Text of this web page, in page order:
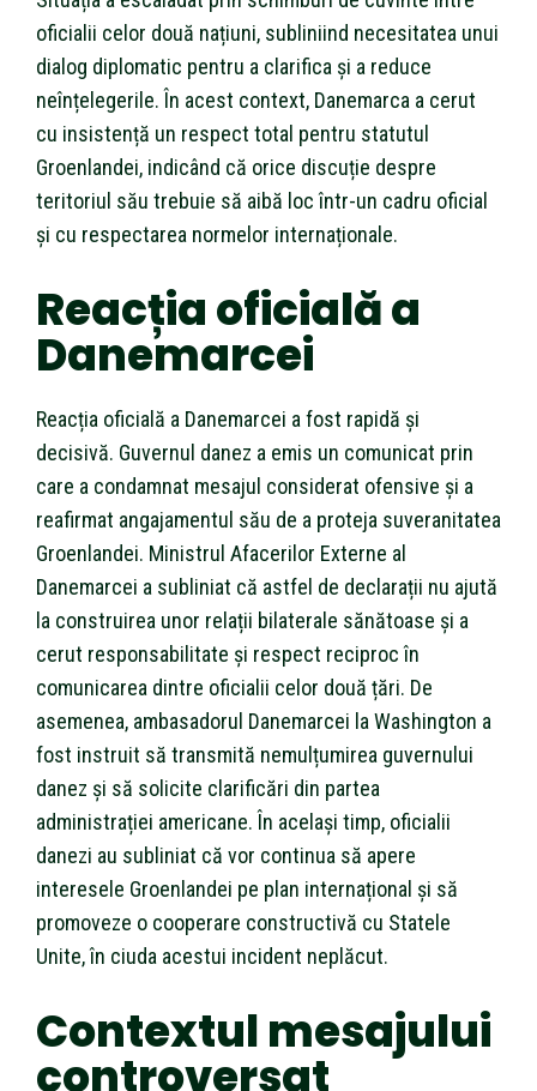
oficialii celor două națiuni, subliniind necesitatea unui
dialog diplomatic pentru a clarifica și a reduce
neînțelegerile. În acest context, Danemarca a cerut
cu insistență un respect total pentru statutul
Groenlandei, indicând că orice discuție despre
teritoriul său trebuie să aibă loc într-un cadru oficial
și cu respectarea normelor internaționale.
Reacția oficială a
Danemarcei
Reacția oficială a Danemarcei a fost rapidă și
decisivă. Guvernul danez a emis un comunicat prin
care a condamnat mesajul considerat ofensive și a
reafirmat angajamentul său de a proteja suveranitatea
Groenlandei. Ministrul Afacerilor Externe al
Danemarcei a subliniat că astfel de declarații nu ajută
la construirea unor relații bilaterale sănătoase și a
cerut responsabilitate și respect reciproc în
comunicarea dintre oficialii celor două țări. De
asemenea, ambasadorul Danemarcei la Washington a
fost instruit să transmită nemulțumirea guvernului
danez și să solicite clarificări din partea
administrației americane. În același timp, oficialii
danezi au subliniat că vor continua să apere
interesele Groenlandei pe plan internațional și să
promoveze o cooperare constructivă cu Statele
Unite, în ciuda acestui incident neplăcut.
Contextul mesajului
controversat